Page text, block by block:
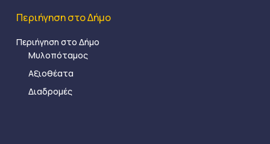
Περιήγηση στο Δήμο
Περιήγηση στο Δήμο
Μυλοπόταμος
Αξιοθέατα
Διαδρομές